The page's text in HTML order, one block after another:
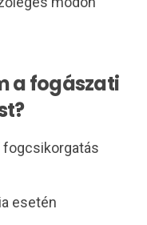
a fogászati
esetén